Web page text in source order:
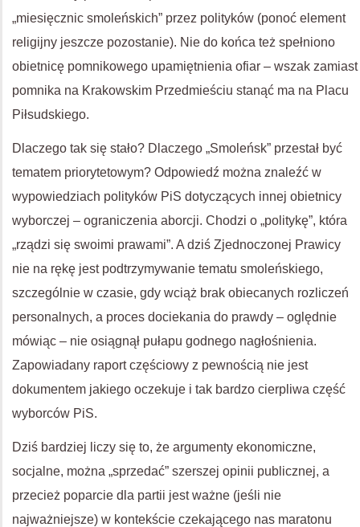
„miesięcznic smoleńskich” przez polityków (ponoć element
religijny jeszcze pozostanie). Nie do końca też spełniono
obietnicę pomnikowego upamiętnienia ofiar – wszak zamiast
pomnika na Krakowskim Przedmieściu stanąć ma na Placu
Piłsudskiego.
Dlaczego tak się stało? Dlaczego „Smoleńsk” przestał być
tematem priorytetowym? Odpowiedź można znaleźć w
wypowiedziach polityków PiS dotyczących innej obietnicy
wyborczej – ograniczenia aborcji. Chodzi o „politykę”, która
„rządzi się swoimi prawami”. A dziś Zjednoczonej Prawicy
nie na rękę jest podtrzymywanie tematu smoleńskiego,
szczególnie w czasie, gdy wciąż brak obiecanych rozliczeń
personalnych, a proces dociekania do prawdy – oględnie
mówiąc – nie osiągnął pułapu godnego nagłośnienia.
Zapowiadany raport częściowy z pewnością nie jest
dokumentem jakiego oczekuje i tak bardzo cierpliwa część
wyborców PiS.
Dziś bardziej liczy się to, że argumenty ekonomiczne,
socjalne, można „sprzedać” szerszej opinii publicznej, a
przecież poparcie dla partii jest ważne (jeśli nie
najważniejsze) w kontekście czekającego nas maratonu